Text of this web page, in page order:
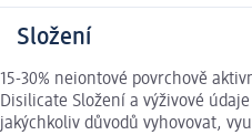
Složení
15-30% neiontové povrchově
Disilicate Složení a výživové
jakýchkoliv důvodů vyhovovat,